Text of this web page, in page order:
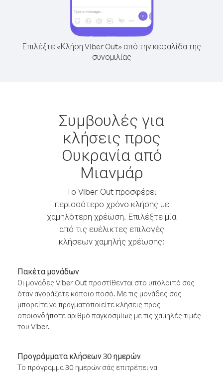
Επιλέξτε «Κλήση Viber Out» από την κεφαλίδα της
συνομιλίας
Συμβουλές για
κλήσεις προς
Ουκρανία από
Μιανμάρ
Το Viber Out προσφέρει
περισσότερο χρόνο κλήσης με
χαμηλότερη χρέωση. Επιλέξτε μία
από τις ευέλικτες επιλογές
κλήσεων χαμηλής χρέωσης:
Πακέτα μονάδων
Οι μονάδες Viber Out προστίθενται στο υπόλοιπό σας
όταν αγοράζετε κάποιο ποσό. Με τις μονάδες σας
μπορείτε να πραγματοποιείτε κλήσεις προς
οποιονδήποτε αριθμό παγκοσμίως με τις χαμηλές τιμές
του Viber.
Προγράμματα κλήσεων 30 ημερών
Το πρόγραμμα 30 ημερών σάς επιτρέπει να